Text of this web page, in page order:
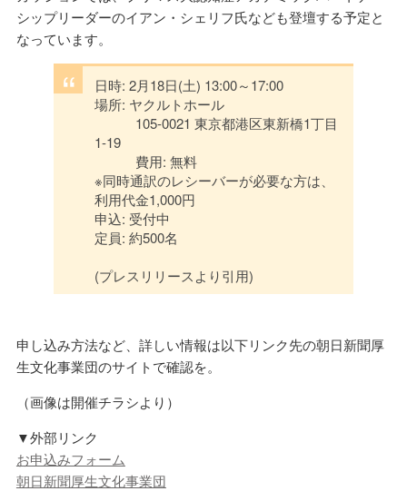
シップリーダーのイアン・シェリフ氏なども登壇する予定と
なっています。
日時: 2月18日(土) 13:00～17:00
場所: ヤクルトホール
105-0021 東京都港区東新橋1丁目
1-19
費用: 無料
※同時通訳のレシーバーが必要な方は、
利用代金1,000円
申込: 受付中
定員: 約500名
(プレスリリースより引用)
申し込み方法など、詳しい情報は以下リンク先の朝日新聞厚
生文化事業団のサイトで確認を。
（画像は開催チラシより）
▼外部リンク
お申込みフォーム
朝日新聞厚生文化事業団